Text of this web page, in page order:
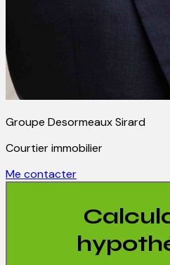
Groupe Desormeaux Sirard
Courtier immobilier
Me contacter